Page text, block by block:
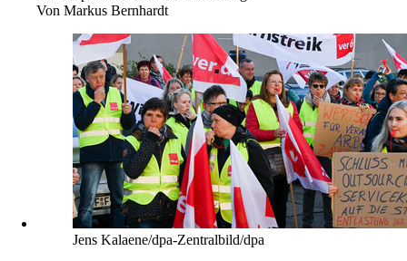
Tim Wagner/imago
Nach Räumung
Fernab der Norm
Hambacher Forst: NRW-Bauministerin übergeht Beschluss
des Kerpener Stadtrats zur Räumung.
Markus Bernhardt